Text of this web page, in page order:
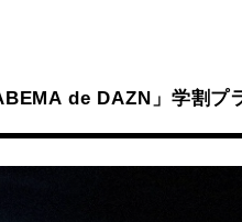
de DAZN」学割プ